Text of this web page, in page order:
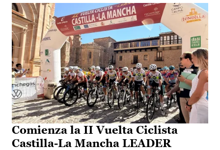
Comienza la II Vuelta Ciclista
Castilla-La Mancha LEADER